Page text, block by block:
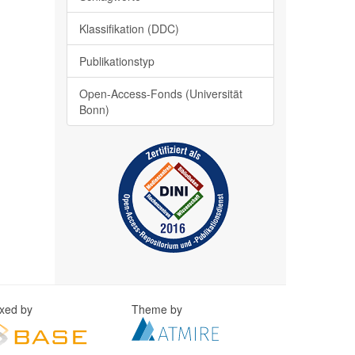
Klassifikation (DDC)
Publikationstyp
Open-Access-Fonds (Universität
Bonn)
by Theme by